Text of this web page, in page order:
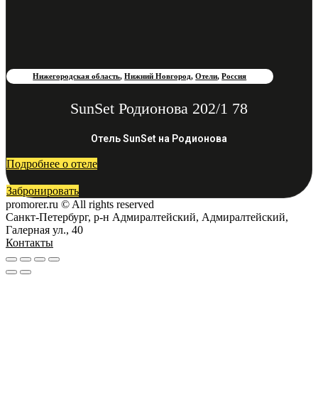
Нижегородская область,Нижний Новгород,Отели,Россия
SunSet Родионова 202/1 78
Отель SunSet на Родионова
Подробнее о отеле
Забронировать
promorer.ru © All rights reserved
Санкт-Петербург, р-н Адмиралтейский, Адмиралтейский,
Галерная ул., 40
Контакты